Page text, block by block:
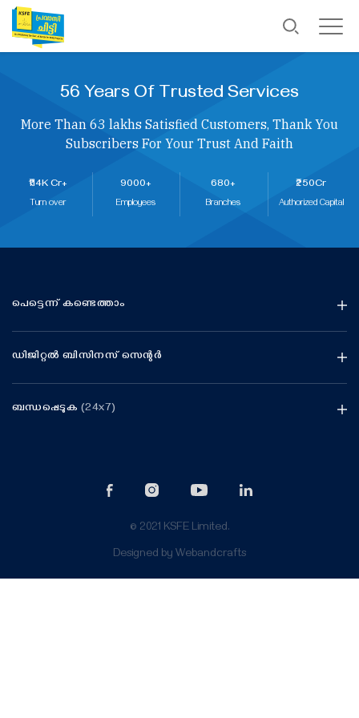
56 Years Of Trusted Services
More Than 63 lakhs Satisfied Customers, Thank You
Subscribers For Your Trust And Faith
₹114K Cr+
Turn over
9000+
Employees
680+
Branches
₹250Cr
Authorized Capital
പെട്ടെന്ന് കണ്ടെത്താം
ഡിജിറ്റൽ ബിസിനസ് സെന്റർ
ബന്ധപ്പെടുക (24x7)
© 2021 KSFE Limited.
Designed by Webandcrafts